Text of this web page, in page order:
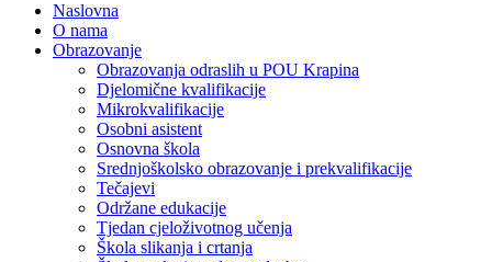
Naslovna
O nama
Obrazovanje
Obrazovanja odraslih u POU Krapina
Djelomične kvalifikacije
Mikrokvalifikacije
Osobni asistent
Osnovna škola
Srednjoškolsko obrazovanje i prekvalifikacije
Tečajevi
Održane edukacije
Tjedan cjeloživotnog učenja
Škola slikanja i crtanja